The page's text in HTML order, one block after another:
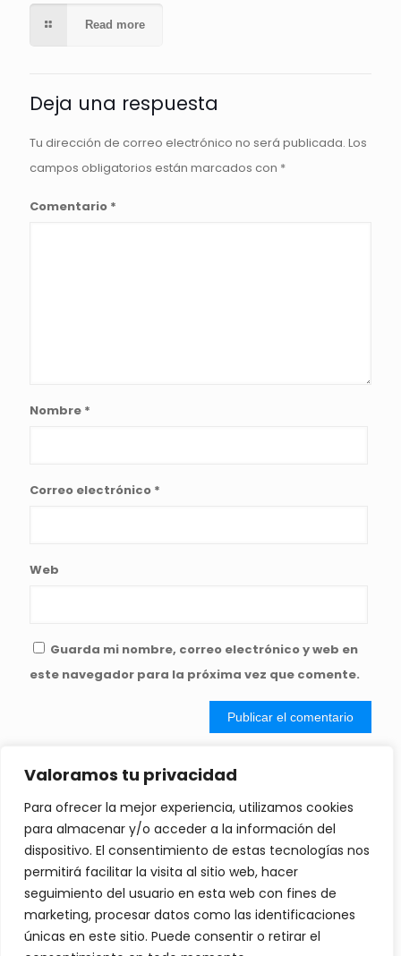
Valoramos tu privacidad
Para ofrecer la mejor experiencia, utilizamos cookies
para almacenar y/o acceder a la información del
dispositivo. El consentimiento de estas tecnologías nos
permitirá facilitar la visita al sitio web, hacer
seguimiento del usuario en esta web con fines de
marketing, procesar datos como las identificaciones
únicas en este sitio. Puede consentir o retirar el
Read more
Deja una respuesta
Tu dirección de correo electrónico no será publicada. Los
campos obligatorios están marcados con *
Comentario *
Nombre *
Correo electrónico *
Web
Guarda mi nombre, correo electrónico y web en
este navegador para la próxima vez que comente.
Copyright ©2023 | Todos los derechos reservados | Desarrollado con
cariño porDIGITALICE SU PYME
Política de Privacidad
Política de cookies